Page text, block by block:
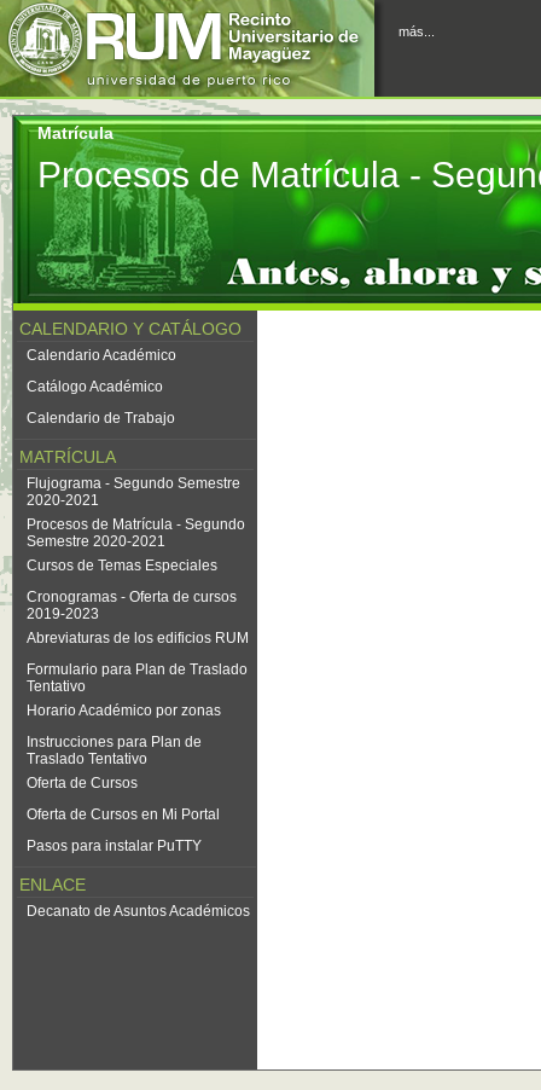
más...
Matrícula
Procesos de Matrícula -
CALENDARIO Y CATÁLOGO
Calendario Académico
Catálogo Académico
Calendario de Trabajo
MATRÍCULA
Flujograma - Segundo Semestre
2020-2021
Procesos de Matrícula - Segundo
Semestre 2020-2021
Cursos de Temas Especiales
Cronogramas - Oferta de cursos
2019-2023
Abreviaturas de los edificios RUM
Formulario para Plan de Traslado
Tentativo
Horario Académico por zonas
Instrucciones para Plan de
Traslado Tentativo
Oferta de Cursos
Oferta de Cursos en Mi Portal
Pasos para instalar PuTTY
ENLACE
Decanato de Asuntos Académicos